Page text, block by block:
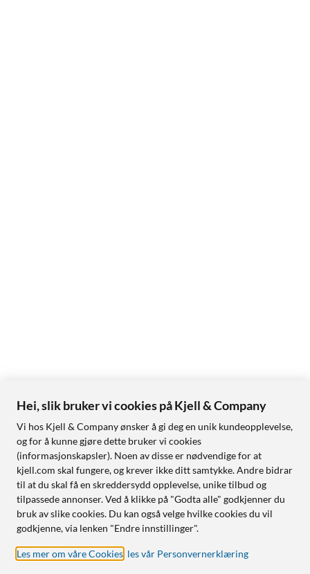
Hei, slik bruker vi cookies på Kjell & Company
Vi hos Kjell & Company ønsker å gi deg en unik kundeopplevelse,
og for å kunne gjøre dette bruker vi cookies
(informasjonskapsler). Noen av disse er nødvendige for at
kjell.com skal fungere, og krever ikke ditt samtykke. Andre bidrar
til at du skal få en skreddersydd opplevelse, unike tilbud og
tilpassede annonser. Ved å klikke på "Godta alle" godkjenner du
bruk av slike cookies. Du kan også velge hvilke cookies du vil
godkjenne, via lenken "Endre innstillinger".
Les mer om våre Cookies les vår Personvernerklæring